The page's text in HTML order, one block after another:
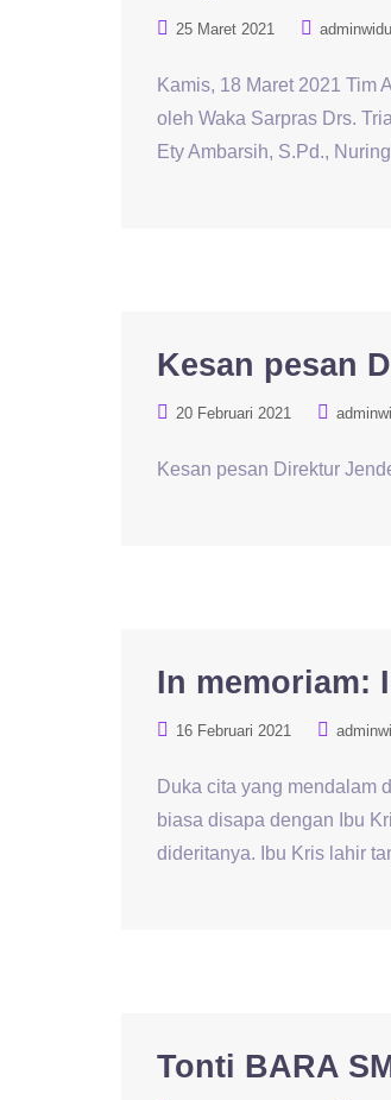
25 Maret 2021
Kamis, 18 Maret 2021 Tim
oleh Waka Sarpras Drs.
Ety Ambarsih, S.Pd.,
Kesan pesan
20 Februari 2021
Kesan pesan Direktur
In memoriam:
16 Februari 2021
Duka cita yang mendalam
biasa disapa dengan Ibu
dideritanya. Ibu Kris lahir
Tonti BARA